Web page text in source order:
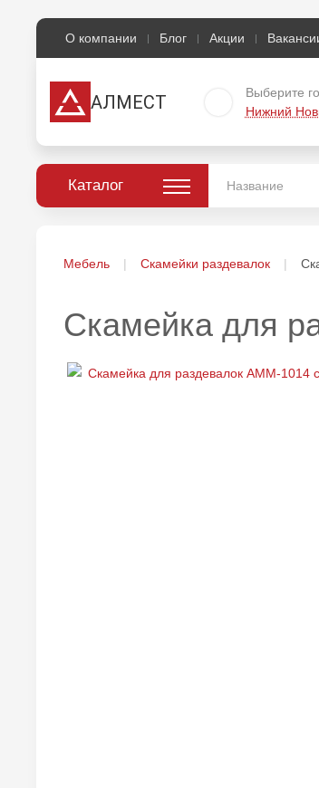
О компании Блог Акции
АЛМЕСТ
Выберите
Нижний
Каталог
Мебель Скамейки раздевалок
Скамейка для